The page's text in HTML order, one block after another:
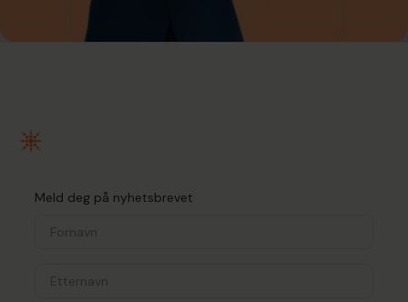
Meld deg på nyhetsbrevet